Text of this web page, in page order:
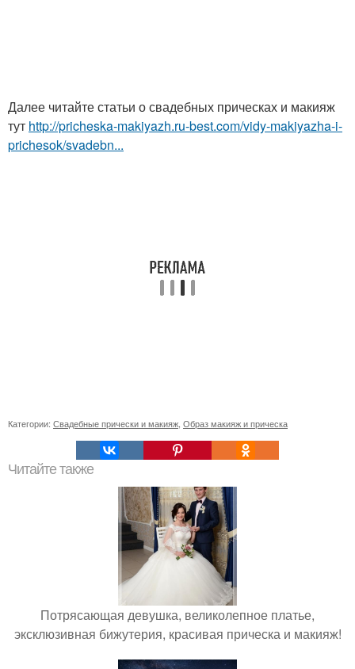
Далее читайте статьи о свадебных прическах и макияж
тут http://pricheska-makiyazh.ru-best.com/vidy-makiyazha-i-
prichesok/svadebn...
Категории: Свадебные прически и макияж Образ макияж и прическа
Читайте также
Потрясающая девушка, великолепное платье,
эксклюзивная бижутерия, красивая прическа и макияж!